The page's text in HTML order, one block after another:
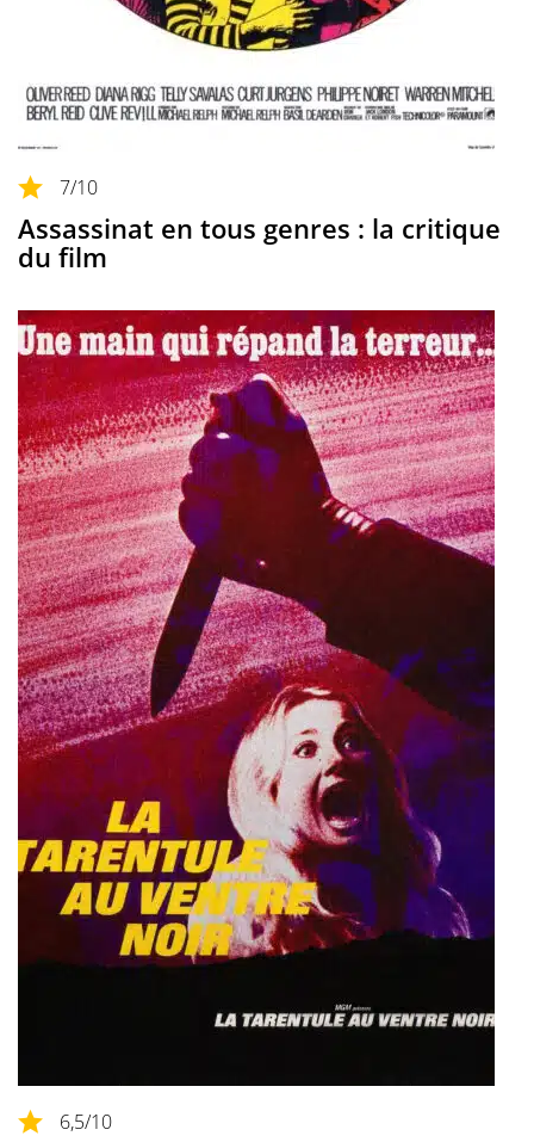
7/10
Assassinat en tous genres : la critique
du film
6,5/10